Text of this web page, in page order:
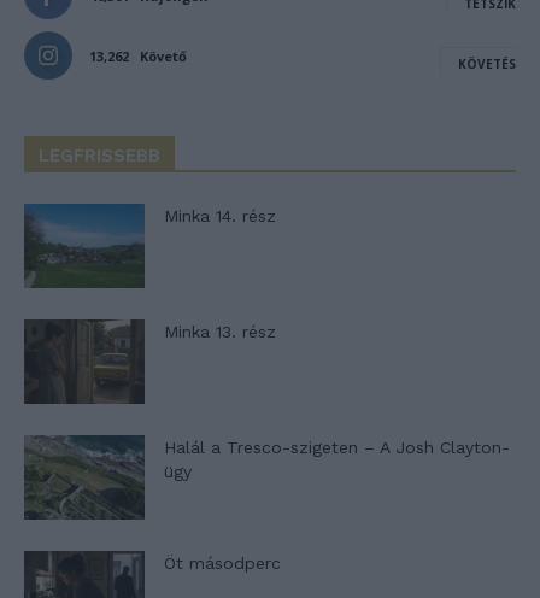
TETSZIK
13,262 Követő KÖVETÉS
LEGFRISSEBB
Minka 14. rész
Minka 13. rész
Halál a Tresco-szigeten – A Josh Clayton-
ügy
Öt másodperc